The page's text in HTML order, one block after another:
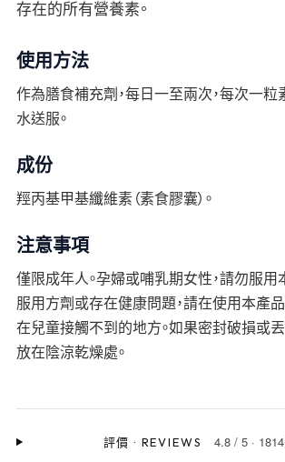
存在的所有營養素。
使用方法
作為膳食補充劑，每日一至兩次，每次一粒
水送服。
成份
羥丙基甲基纖維素（素食膠囊）。
注意事項
僅限成年人。孕婦或哺乳期女性，請勿服用
服用方劑或存在健康問題，請在使用本產
在兒童接觸不到的地方。如果密封破損或丟
放在陰涼乾燥處。
評價 · REVIEWS 4.8 /5 ·